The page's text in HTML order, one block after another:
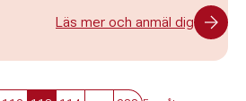
Läs mer och anmäl dig